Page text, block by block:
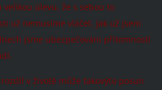
úlevu, že s sebou to
už nemusíme vláčet. Jak už jsem
jsme ubezpečováni přítomností
v životě může takovýto posun